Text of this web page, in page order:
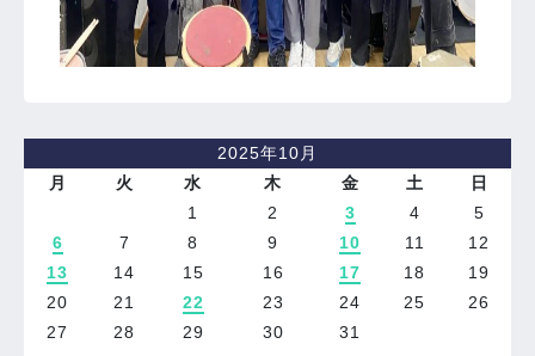
2025年10月
月
火 水 木 金 土 日
1 2 3 4
5
6
7 8 9 10 11
12
13
14 15 16 17 18
19
20
21 22 23 24 25
26
27
28 29 30 31